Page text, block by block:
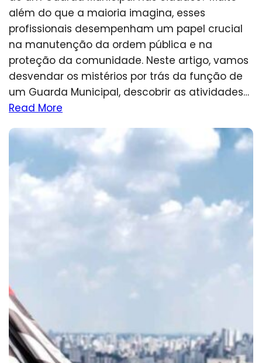
além do que a maioria imagina, esses
profissionais desempenham um papel crucial
na manutenção da ordem pública e na
proteção da comunidade. Neste artigo, vamos
desvendar os mistérios por trás da função de
um Guarda Municipal, descobrir as atividades…
Read More